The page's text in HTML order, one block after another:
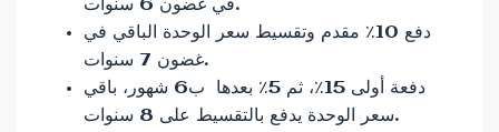
في غضون 6 سنوات.
دفع 10٪ مقدم وتقسيط سعر الوحدة الباقي في
غضون 7 سنوات.
دفعة أولى 15٪، ثم 5٪ بعدها ب6 شهور، باقي
سعر الوحدة يدفع بالتقسيط على 8 سنوات.